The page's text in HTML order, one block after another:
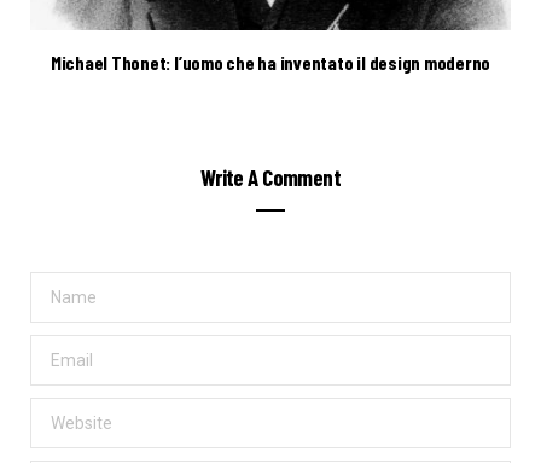
Michael Thonet: l’uomo che ha inventato il design moderno
Write A Comment